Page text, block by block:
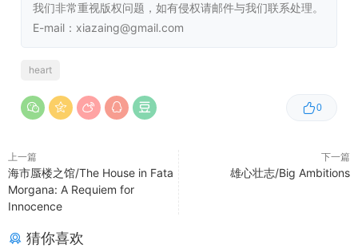
塔菈·布莱克
以为是，无所畏惧，总是追求新的事物。这种性格经常让她
变成麻烦体质：不管是无止境的调情，小打小闹的犯罪行为
或者纯粹的没头脑举措，塔菈的身边的混乱总是剪不断，理
我们非常重视版权问题，如有侵权请邮件与我们联系处理。
E-mail：xiazaing@gmail.com
0
heart
上一篇
海市蜃楼之馆/The House in Fata
Morgana: A Requiem for
Innocence
下一篇
雄心壮志/Big Ambitions
猜你喜欢